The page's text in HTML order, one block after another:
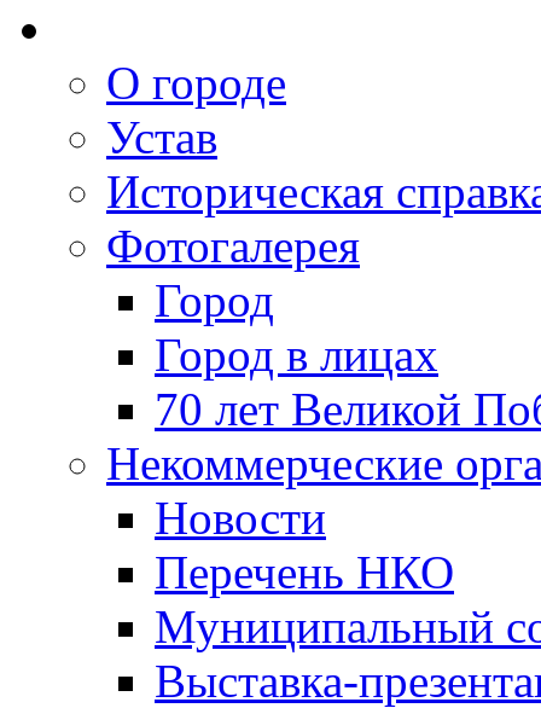
О городе
Устав
Историческая
Фотогалерея
Город
Город в лицах
70 лет Великой
Некоммерческие
Новости
Перечень НКО
Муниципальный
Выставка-